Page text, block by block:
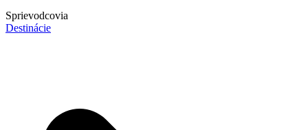
Sprievodcovia
Destinácie